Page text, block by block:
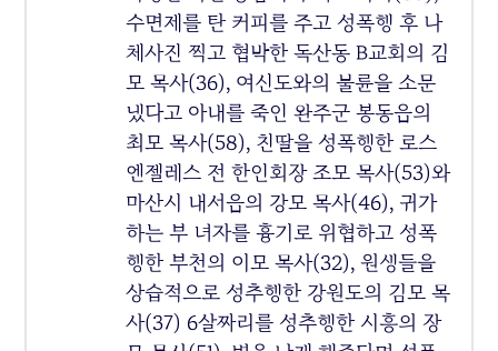
수면제를 탄 커피를 주고 성폭행 후 나
체사진 찍고 협박한 독산동 B교회의 김
모 목사(36), 여신도와의 불륜을 소문
냈다고 아내를 죽인 완주군 봉동읍의
최모 목사(58), 친딸을 성폭행한 로스
엔젤레스 전 한인회장 조모 목사(53)와
마산시 내서읍의 강모 목사(46), 귀가
하는 부 녀자를 흉기로 위협하고 성폭
행한 부천의 이모 목사(32), 원생들을
상습적으로 성추행한 강원도의 김모 목
사(37) 6살짜리를 성추행한 시흥의 장